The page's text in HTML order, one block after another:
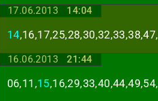
17.06.2013 14:04
14,16,17,25,28,30,32,33,38,47,
16.06.2013 21:44
06,11,15,16,29,33,40,44,49,54,